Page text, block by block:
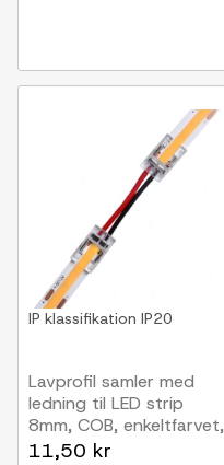
IP klassifikation IP20
Lavprofil samler med
ledning til LED strip
8mm, COB, enkeltfarvet,
IP20, 5V-24V
11,50 kr